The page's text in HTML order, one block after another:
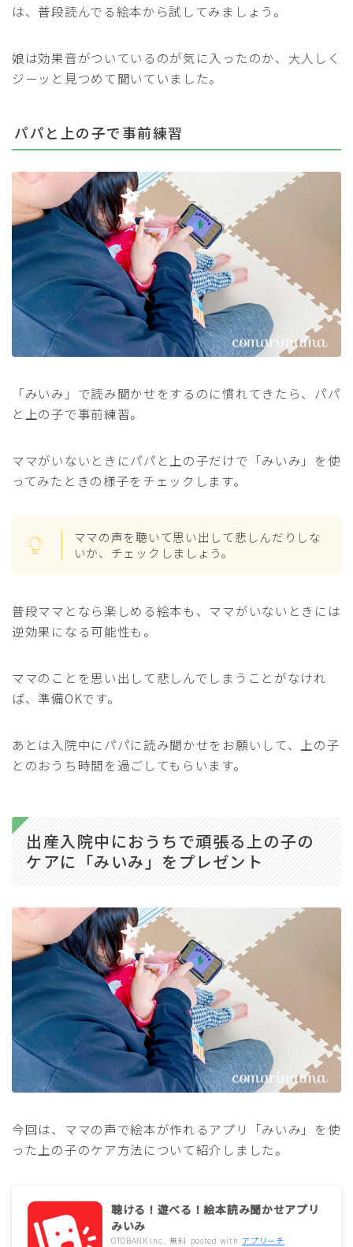
は、普段読んでる絵本から試してみましょう。
娘は効果音がついているのが気に入ったのか、大人しく
ジーッと見つめて聞いていました。
パパと上の子で事前練習
「みいみ」で読み聞かせをするのに慣れてきたら、パパ
と上の子で事前練習。
ママがいないときにパパと上の子だけで「みいみ」を使
ってみたときの様子をチェックします。
ママの声を聴いて思い出して悲しんだりしな
いか、チェックしましょう。
普段ママとなら楽しめる絵本も、ママがいないときには
逆効果になる可能性も。
ママのことを思い出して悲しんでしまうことがなけれ
ば、準備OKです。
あとは入院中にパパに読み聞かせをお願いして、上の子
とのおうち時間を過ごしてもらいます。
出産入院中におうちで頑張る上の子の
ケアに「みいみ」をプレゼント
今回は、ママの声で絵本が作れるアプリ「みいみ」を使
った上の子のケア方法について紹介しました。
聴ける！遊べる！絵本読み聞かせアプリ
みいみ
OTOBANK Inc. 無料 posted with アプリーチ